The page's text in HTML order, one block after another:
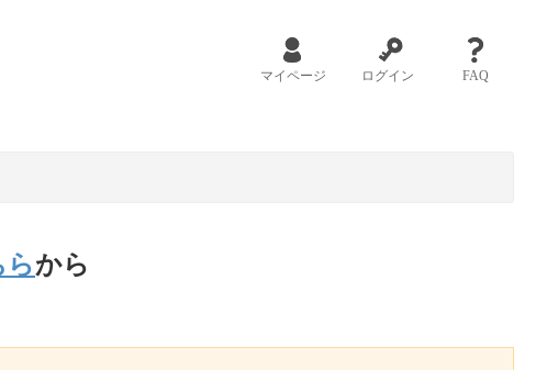
マイページ ログイン FAQ
らから